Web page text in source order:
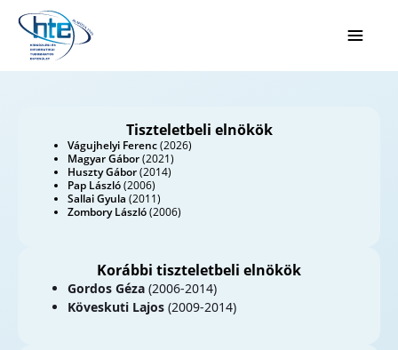
Ugrás a fő tartalomhoz
Tiszteletbeli elnökök
Vágujhelyi Ferenc(2026)
Magyar Gábor(2021)
Huszty Gábor(2014)
Pap László(2006)
Sallai Gyula (2011)
Zombory László(2006)
Korábbi tiszteletbeli elnökök
Gordos Géza (2006-2014)
Köveskuti Lajos (2009-2014)